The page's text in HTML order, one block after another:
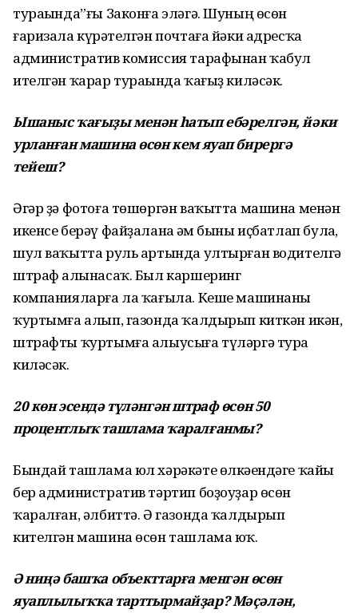
тураһында”ғы Законға эләгә. Шуның өсөн
ғаризала күрһәтелгән почтаға йәки адресҡа
административ комиссия тарафынан ҡабул
ителгән ҡарар тураһында ҡағыҙ киләсәк.
Ышаныс ҡағыҙы менән һатып ебәрелгән, йәки
урланған машина өсөн кем яуап бирергә
тейеш?
Әгәр ҙә фотоға төшөргән ваҡытта машина менән
икенсе берәү файҙаланһа һәм быны иҫбатлап булһа,
шул ваҡытта руль артында ултырған водителгә
штраф һалынасаҡ. Был каршеринг
компанияларға ла ҡағыла. Кеше машинаны
ҡуртымға алып, газонда ҡалдырып киткән икән,
штрафты ҡуртымға алыусыға түләргә тура
киләсәк.
20 көн эсендә түләнгән штраф өсөн 50
процентлыҡ ташлама ҡаралғанмы?
Бындай ташлама юл хәрәкәте өлкәһендәге ҡайһы
бер административ тәртип боҙоуҙар өсөн
ҡаралған, әлбиттә. Ә газонда ҡалдырып
кителгән машина өсөн ташлама юҡ.
Ә ниңә башҡа объекттарға менгән өсөн
яуаплылыҡҡа тарттырмайҙар? Мәҫәлән,